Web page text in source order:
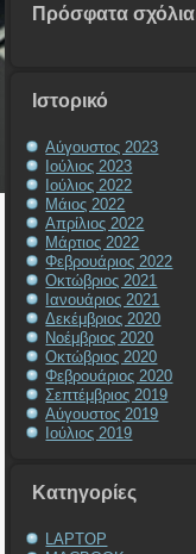
Πρόσφατα σχόλια
Ιστορικό
Αύγουστος 2023
Ιούλιος 2023
Ιούλιος 2022
Μάιος 2022
Απρίλιος 2022
Μάρτιος 2022
Φεβρουάριος 2022
Οκτώβριος 2021
Ιανουάριος 2021
Δεκέμβριος 2020
Νοέμβριος 2020
Οκτώβριος 2020
Φεβρουάριος 2020
Σεπτέμβριος 2019
Αύγουστος 2019
Ιούλιος 2019
Kατηγορίες
LAPTOP